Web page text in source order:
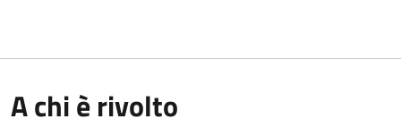
A chi è rivolto